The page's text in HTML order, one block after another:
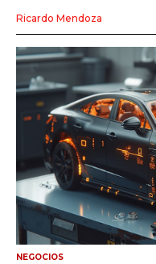
Ricardo Mendoza
NEGOCIOS